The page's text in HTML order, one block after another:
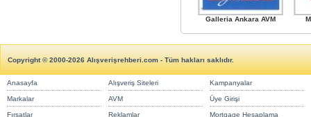
Galleria Ankara AVM
Copyright © 2000-2026 Alışverişrehberi.com - Tüm hakları saklıdır.
Anasayfa Alışveriş Siteleri Kampanyalar
Markalar AVM Üye Girişi
Fırsatlar Reklamlar Mortgage Hesaplama